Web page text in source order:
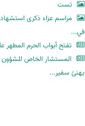
تست
مراسم عزاء ذكرى
في...
تفتح أبواب الحرم المطهر
المستشار الخاص للشؤون
يهنئ سفير...